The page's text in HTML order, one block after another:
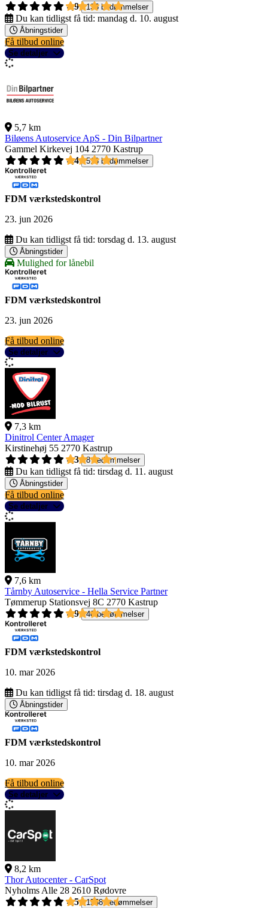
4,9
135 bedømmelser
Du kan tidligst få tid: mandag d. 10. august
Åbningstider
Få tilbud online
Se detaljer
5,7 km
Biløens Autoservice ApS - Din Bilpartner
Gammel Kirkevej 104 2770 Kastrup
4,4
518 bedømmelser
FDM værkstedskontrol
23. jun 2026
Du kan tidligst få tid: torsdag d. 13. august
Åbningstider
Mulighed for lånebil
FDM værkstedskontrol
23. jun 2026
Få tilbud online
Se detaljer
7,3 km
Dinitrol Center Amager
Kirstinehøj 55 2770 Kastrup
4,3
8 bedømmelser
Du kan tidligst få tid: tirsdag d. 11. august
Åbningstider
Få tilbud online
Se detaljer
7,6 km
Tårnby Autoservice - Hella Service Partner
Tømmerup Stationsvej 8C 2770 Kastrup
4,9
40 bedømmelser
FDM værkstedskontrol
10. mar 2026
Du kan tidligst få tid: tirsdag d. 18. august
Åbningstider
FDM værkstedskontrol
10. mar 2026
Få tilbud online
Se detaljer
8,2 km
Thor Autocenter - CarSpot
Nyholms Alle 28 2610 Rødovre
4,5
1558 bedømmelser